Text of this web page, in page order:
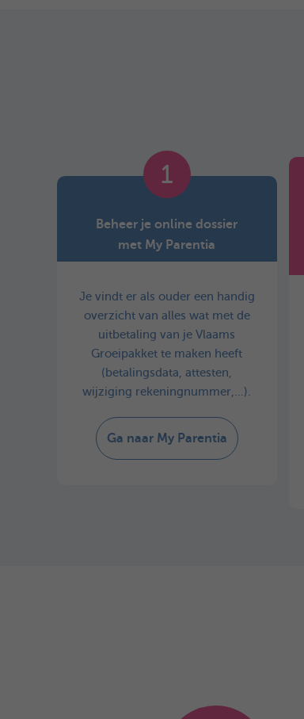
1
Beheer je online dossier
met My Parentia
Je vindt er als ouder een handig
overzicht van alles wat met de
uitbetaling van je Vlaams
Groeipakket te maken heeft
(betalingsdata, attesten,
wijziging rekeningnummer,…).
Ga naar My Parentia